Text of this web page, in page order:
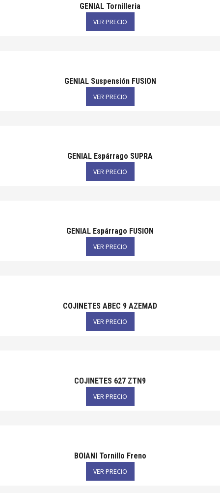
GENIAL Tornilleria
VER PRECIO
GENIAL Suspensión FUSION
VER PRECIO
GENIAL Espárrago SUPRA
VER PRECIO
GENIAL Espárrago FUSION
VER PRECIO
COJINETES ABEC 9 AZEMAD
VER PRECIO
COJINETES 627 ZTN9
VER PRECIO
BOIANI Tornillo Freno
VER PRECIO